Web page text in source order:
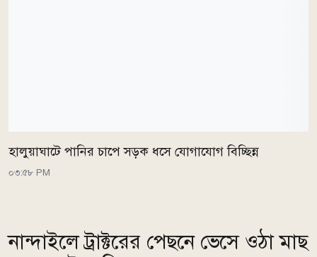
হালুয়াঘাটে পানির চাপে সড়ক ধসে যোগাযোগ বিচ্ছিন্ন
০৩:৫৮ PM
নান্দাইলে ট্রাক্টরের পেছনে ভেসে ওঠা মাছ